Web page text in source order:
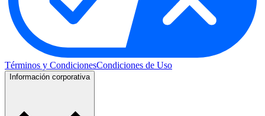
Términos y CondicionesCondiciones de Uso
Información corporativa